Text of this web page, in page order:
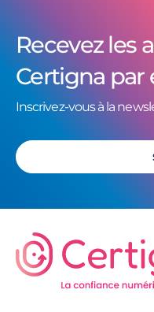
Recevez les
Certigna par
Inscrivez-vous à la